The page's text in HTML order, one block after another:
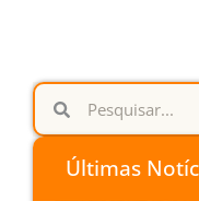
Últimas